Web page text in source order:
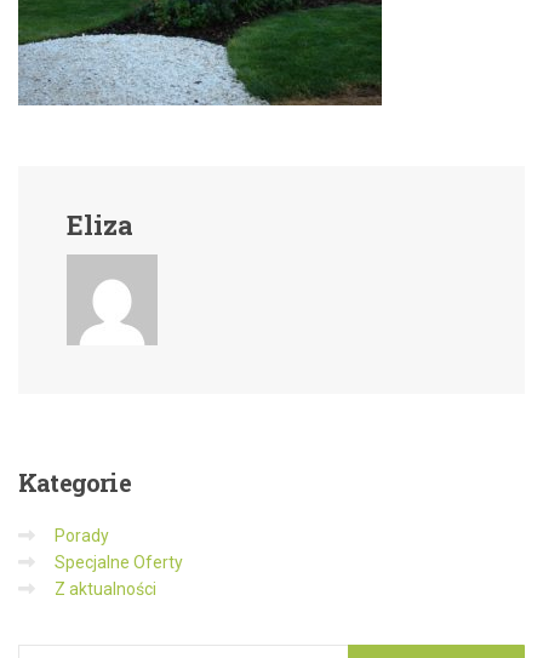
Eliza
Kategorie
Porady
Specjalne Oferty
Z aktualności